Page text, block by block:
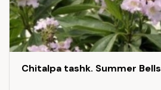
Chitalpa tashk. Summer Bells